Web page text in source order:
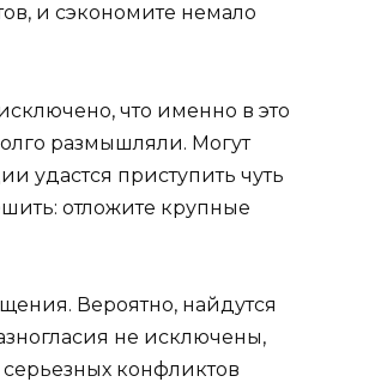
и сэкономите немало
что именно в это
размышляли. Могут
удастся приступить чуть
отложите крупные
Вероятно, найдутся
не исключены,
конфликтов